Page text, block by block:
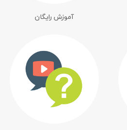
آموزش رایگان